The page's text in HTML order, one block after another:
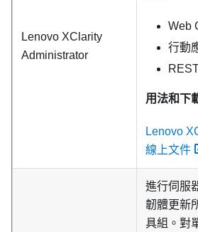
Lenovo XClarity
Administrator
Web
行動
用法和下
Lenovo
線上文件
進行伺服
韌體更新
具組。對